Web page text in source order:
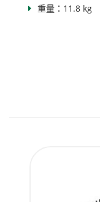
重量：11.8 kg